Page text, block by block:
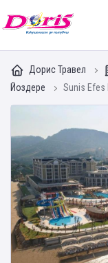
Doris
Дорис Травел
Йоздере
Sunis Efes